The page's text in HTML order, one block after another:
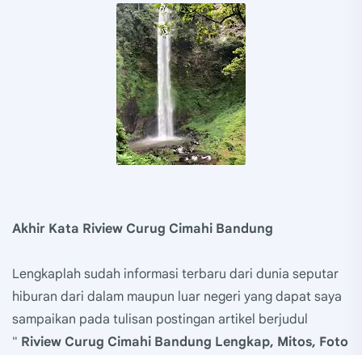
Akhir Kata Riview Curug Cimahi Bandung
Lengkaplah sudah informasi terbaru dari dunia seputar
hiburan dari dalam maupun luar negeri yang dapat saya
sampaikan pada tulisan postingan artikel berjudul
" Riview Curug Cimahi Bandung Lengkap, Mitos, Foto